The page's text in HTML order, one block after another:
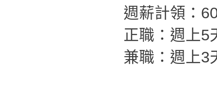
週薪計領：
正職：週上5
兼職：週上3